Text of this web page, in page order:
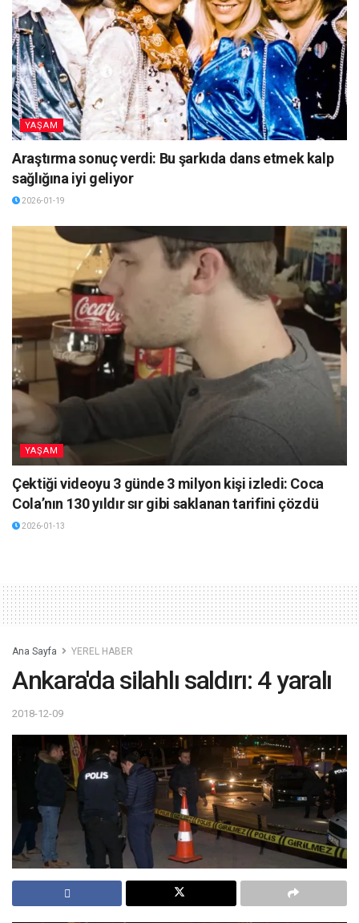
YAŞAM
Araştırma sonuç verdi: Bu şarkıda dans etmek kalp
sağlığına iyi geliyor
2026-01-19
YAŞAM
Çektiği videoyu 3 günde 3 milyon kişi izledi: Coca
Cola’nın 130 yıldır sır gibi saklanan tarifini çözdü
2026-01-13
Ana Sayfa YEREL HABER
Ankara'da silahlı saldırı: 4 yaralı
2018-12-09